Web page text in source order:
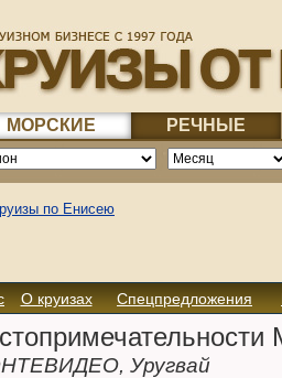
МОРСКИЕ РЕЧНЫЕ
О круизах Спецпредложения
Уругвай